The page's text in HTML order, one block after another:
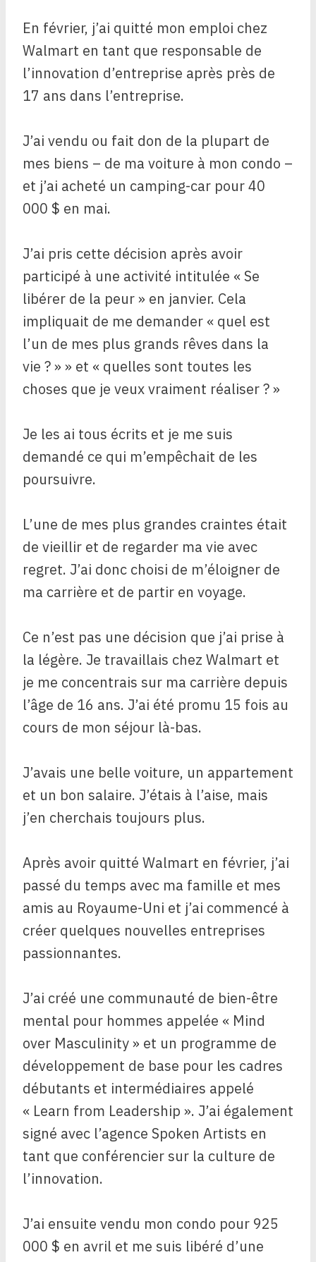
En février, j’ai quitté mon emploi chez
Walmart en tant que responsable de
l’innovation d’entreprise après près de
17 ans dans l’entreprise.
J’ai vendu ou fait don de la plupart de
mes biens – de ma voiture à mon condo –
et j’ai acheté un camping-car pour 40
000 $ en mai.
J’ai pris cette décision après avoir
participé à une activité intitulée « Se
libérer de la peur » en janvier. Cela
impliquait de me demander « quel est
l’un de mes plus grands rêves dans la
vie ? » » et « quelles sont toutes les
choses que je veux vraiment réaliser ? »
Je les ai tous écrits et je me suis
demandé ce qui m’empêchait de les
poursuivre.
L’une de mes plus grandes craintes était
de vieillir et de regarder ma vie avec
regret. J’ai donc choisi de m’éloigner de
ma carrière et de partir en voyage.
Ce n’est pas une décision que j’ai prise à
la légère. Je travaillais chez Walmart et
je me concentrais sur ma carrière depuis
l’âge de 16 ans. J’ai été promu 15 fois au
cours de mon séjour là-bas.
J’avais une belle voiture, un appartement
et un bon salaire. J’étais à l’aise, mais
j’en cherchais toujours plus.
Après avoir quitté Walmart en février, j’ai
passé du temps avec ma famille et mes
amis au Royaume-Uni et j’ai commencé à
créer quelques nouvelles entreprises
passionnantes.
J’ai créé une communauté de bien-être
mental pour hommes appelée « Mind
over Masculinity » et un programme de
développement de base pour les cadres
débutants et intermédiaires appelé
« Learn from Leadership ». J’ai également
signé avec l’agence Spoken Artists en
tant que conférencier sur la culture de
l’innovation.
J’ai ensuite vendu mon condo pour 925
000 $ en avril et me suis libéré d’une